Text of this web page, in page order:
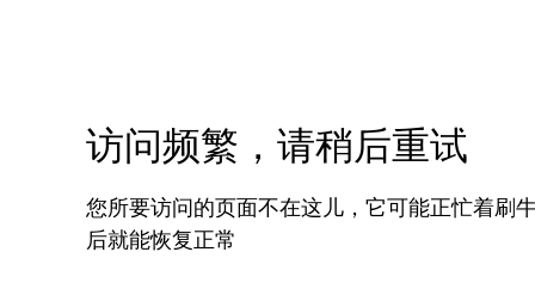
访问频繁，请稍后重试
您所要访问的页面不在这儿，它可能正忙着刷
后就能恢复正常